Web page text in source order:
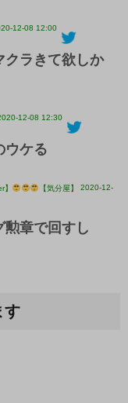
12-08 12:00
クラきて欲しか
12-08 12:30
ウケる
【気分屋】
2020-12-
勲章で回すし
す